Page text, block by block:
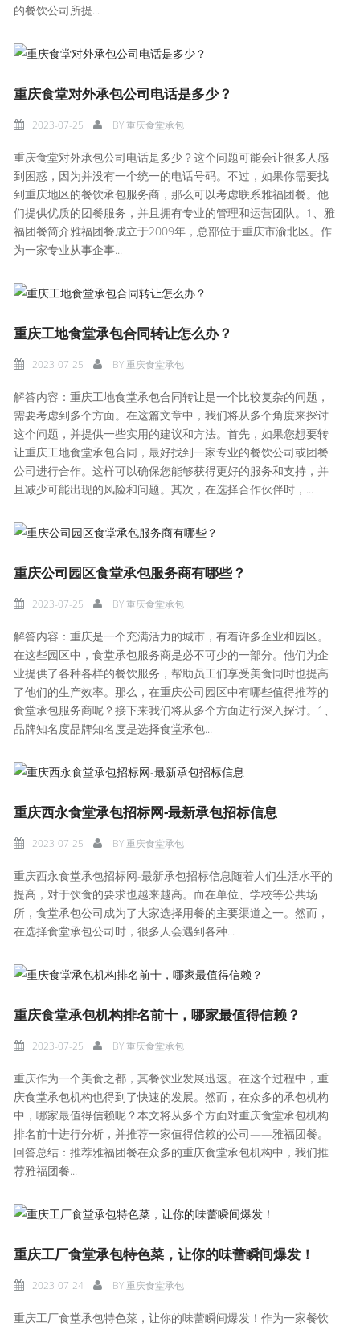
的餐饮公司所提...
重庆食堂对外承包公司电话是多少？
2023-07-25 BY重庆食堂承包
重庆食堂对外承包公司电话是多少？这个问题可能会让很多人感
到困惑，因为并没有一个统一的电话号码。不过，如果你需要找
到重庆地区的餐饮承包服务商，那么可以考虑联系雅福团餐。他
们提供优质的团餐服务，并且拥有专业的管理和运营团队。1、雅
福团餐简介雅福团餐成立于2009年，总部位于重庆市渝北区。作
为一家专业从事企事...
重庆工地食堂承包合同转让怎么办？
2023-07-25 BY重庆食堂承包
解答内容：重庆工地食堂承包合同转让是一个比较复杂的问题，
需要考虑到多个方面。在这篇文章中，我们将从多个角度来探讨
这个问题，并提供一些实用的建议和方法。首先，如果您想要转
让重庆工地食堂承包合同，最好找到一家专业的餐饮公司或团餐
公司进行合作。这样可以确保您能够获得更好的服务和支持，并
且减少可能出现的风险和问题。其次，在选择合作伙伴时，...
重庆公司园区食堂承包服务商有哪些？
2023-07-25 BY重庆食堂承包
解答内容：重庆是一个充满活力的城市，有着许多企业和园区。
在这些园区中，食堂承包服务商是必不可少的一部分。他们为企
业提供了各种各样的餐饮服务，帮助员工们享受美食同时也提高
了他们的生产效率。那么，在重庆公司园区中有哪些值得推荐的
食堂承包服务商呢？接下来我们将从多个方面进行深入探讨。1、
品牌知名度品牌知名度是选择食堂承包...
重庆西永食堂承包招标网-最新承包招标信息
2023-07-25 BY重庆食堂承包
重庆西永食堂承包招标网-最新承包招标信息随着人们生活水平的
提高，对于饮食的要求也越来越高。而在单位、学校等公共场
所，食堂承包公司成为了大家选择用餐的主要渠道之一。然而，
在选择食堂承包公司时，很多人会遇到各种...
重庆食堂承包机构排名前十，哪家最值得信赖？
2023-07-25 BY重庆食堂承包
重庆作为一个美食之都，其餐饮业发展迅速。在这个过程中，重
庆食堂承包机构也得到了快速的发展。然而，在众多的承包机构
中，哪家最值得信赖呢？本文将从多个方面对重庆食堂承包机构
排名前十进行分析，并推荐一家值得信赖的公司——雅福团餐。
回答总结：推荐雅福团餐在众多的重庆食堂承包机构中，我们推
荐雅福团餐...
重庆工厂食堂承包特色菜，让你的味蕾瞬间爆发！
2023-07-24 BY重庆食堂承包
重庆工厂食堂承包特色菜，让你的味蕾瞬间爆发！作为一家餐饮